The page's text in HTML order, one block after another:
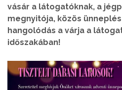
vásár a látogatóknak, a
megnyitója, közös
hangolódás a várja a
időszakában!